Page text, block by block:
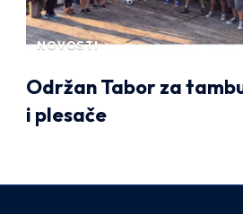
NOVOSTI
Održan Tabor za
i plesače